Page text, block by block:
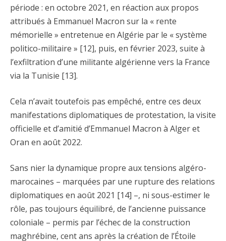
période : en octobre 2021, en réaction aux propos
attribués à Emmanuel Macron sur la « rente
mémorielle » entretenue en Algérie par le « système
politico-militaire » [12], puis, en février 2023, suite à
l’exfiltration d’une militante algérienne vers la France
via la Tunisie [13].
Cela n’avait toutefois pas empêché, entre ces deux
manifestations diplomatiques de protestation, la visite
officielle et d’amitié d’Emmanuel Macron à Alger et
Oran en août 2022.
Sans nier la dynamique propre aux tensions algéro-
marocaines – marquées par une rupture des relations
diplomatiques en août 2021 [14] –, ni sous-estimer le
rôle, pas toujours équilibré, de l’ancienne puissance
coloniale – permis par l’échec de la construction
maghrébine, cent ans après la création de l’Étoile